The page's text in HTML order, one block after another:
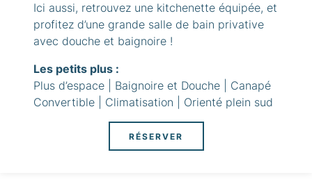
Ici aussi, retrouvez une kitchenette équipée, et
profitez d’une grande salle de bain privative
avec douche et baignoire !
Les petits plus :
Plus d’espace | Baignoire et Douche | Canapé
Convertible | Climatisation | Orienté plein sud
RÉSERVER